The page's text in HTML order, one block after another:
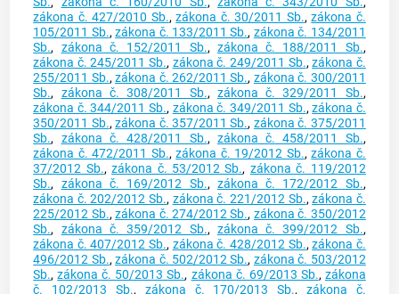
zákona č. 427/2010 Sb.,zákona č. 30/2011 Sb.,zákona č.
105/2011 Sb.,zákona č. 133/2011 Sb., zákona č. 134/2011
Sb., zákona č. 152/2011 Sb., zákona č. 188/2011 Sb.,
zákona č. 245/2011 Sb., zákona č. 249/2011 Sb.,zákona č.
255/2011 Sb.,zákona č. 262/2011 Sb., zákona č. 300/2011
Sb., zákona č. 308/2011 Sb., zákona č. 329/2011 Sb.,
zákona č. 344/2011 Sb., zákona č. 349/2011 Sb.,zákona č.
350/2011 Sb.,zákona č. 357/2011 Sb., zákona č. 375/2011
Sb., zákona č. 428/2011 Sb., zákona č. 458/2011 Sb.,
zákona č. 472/2011 Sb.,zákona č. 19/2012 Sb.,zákona č.
37/2012 Sb.,zákona č. 53/2012 Sb., zákona č. 119/2012
Sb., zákona č. 169/2012 Sb., zákona č. 172/2012 Sb.,
zákona č. 202/2012 Sb., zákona č. 221/2012 Sb.,zákona č.
225/2012 Sb.,zákona č. 274/2012 Sb., zákona č. 350/2012
Sb., zákona č. 359/2012 Sb., zákona č. 399/2012 Sb.,
zákona č. 407/2012 Sb., zákona č. 428/2012 Sb.,zákona č.
496/2012 Sb.,zákona č. 502/2012 Sb., zákona č. 503/2012
Sb.,zákona č. 50/2013 Sb., zákona č. 69/2013 Sb., zákona
č. 102/2013 Sb., zákona č. 170/2013 Sb., zákona č.